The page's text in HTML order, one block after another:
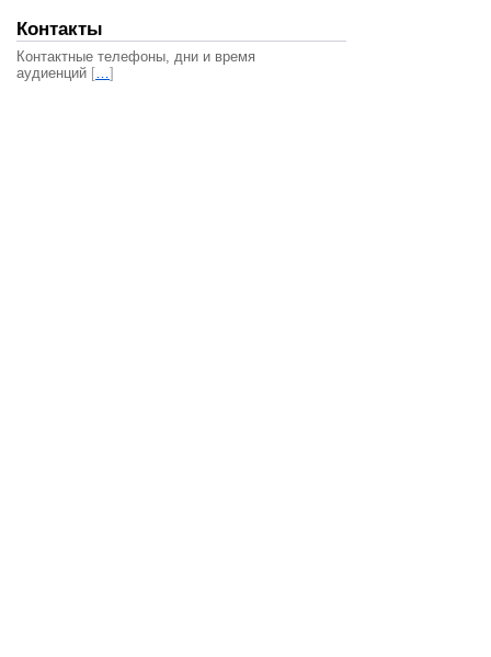
Контакты
Контактные телефоны, дни и время
аудиенций […]